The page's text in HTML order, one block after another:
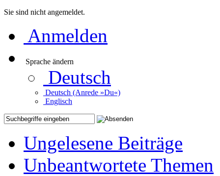
Sie sind nicht angemeldet.
Anmelden
Sprache ändern
Deutsch
Deutsch (Anrede »Du«)
Englisch
Ungelesene Beiträge
Unbeantwortete Themen